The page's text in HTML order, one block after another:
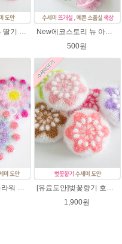
500원
[유료도안]해피플라워 호빵수세미뜨기 도안(수세미실은 옵션에서 추가구매 가능)/수세미뜨기/수세미실/반짝이수세미/반짝이실/별수세미 호빵수세미 웰빙수세미 퐁퐁수세미 코바늘수세미
[유료도안]벚꽃향기 호빵수세미뜨기 도안(수세미실은 옵션에서 추가구매 가능)/수세미뜨기/수세미실/반짝이수세미/반짝이실/별수세미 호빵수세미 웰빙수세미 퐁퐁수세미 코바늘수세미
1,900원